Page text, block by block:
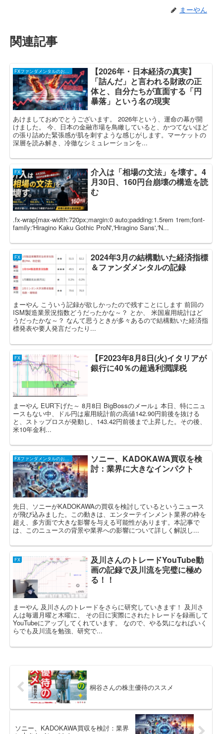
まーやん
関連記事
FXファンダメンタルのお話し
【2026年・日本経済の真実】
「詰んだ」と言われる財政の正
体と、自分たちが直面する「円
暴落」という名の現実
あけましておめでとうございます。 2026年という、運命の幕が開
けました。 今、日本の金融市場を鳥瞰していると、かつてないほど
の張り詰めた緊張感が肌を刺すような感じがします。マーケットの
深層を読み解き、冷徹なシミュレーションを...
FX
介入は「相場の文法」を壊す。4
月30日、160円台崩壊の構造を読
む
.fx-wrap{max-width:720px;margin:0 auto;padding:1.5rem 1rem;font-
family:'Hiragino Kaku Gothic ProN','Hiragino Sans','N...
FX
2024年3月の結構動いた経済指標
＆ファンダメンタルの記録
まーやん こういう記録が欲しかったので残すことにします 前回の
ISM製造業景況指数どうだったかな～？ とか、 米国雇用統計はど
うだったかな～？ なんて思うときが多々あるので結構動いた経済指
標発表や要人発言だったり...
FX
【F2023年8月8日(火)イタリアが
銀行に40％の超過利潤課税
まーやん EUR下げた～ 8月8日 BigBossのメール↓ 本日、特にニュ
ースもない中、ドル円は雇用統計前の高値142.90円前後を抜ける
と、ストップロスが発動し、143.42円前後まで上昇した。その後、
米10年金利...
FXファンダメンタルのお話し
ソニー、KADOKAWA買収を検
討：業界に大きなインパクト
先日、ソニーがKADOKAWAの買収を検討しているというニュース
が飛び込みました。この動きは、エンターテインメント業界の枠を
超え、多方面で大きな影響を与える可能性があります。本記事で
は、このニュースの背景や業界への影響について詳しく解説し...
FX
及川さんのトレードYouTube動
画の記録で及川流を完璧に極め
る！！
まーやん 及川さんのトレードをさらに研究していきます！ 及川さ
んは毎週月曜と木曜に、 その日に実際にされたトレードを録画して
YouTubeにアップしてくれています。 なので、やる気になればいく
らでも及川流を勉強、研究で...
桐谷さんの株主優待のススメ
ソニー、KADOKAWA買収を検討：業界